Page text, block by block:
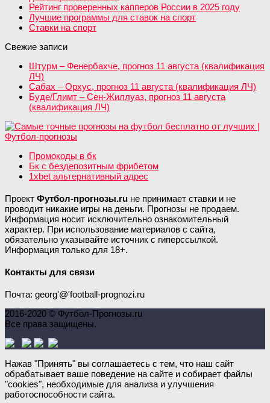
Рейтинг проверенных капперов России в 2025 году
Лучшие программы для ставок на спорт
Ставки на спорт
Свежие записи
Штурм – Фенербахче, прогноз 11 августа (квалификация
ЛЧ)
Сабах – Орхус, прогноз 11 августа (квалификация ЛЧ)
Буде/Глимт – Сен-Жиллуаз, прогноз 11 августа
(квалификация ЛЧ)
Промокоды в бк
Бк с бездепозитным фрибетом
1xbet альтернативный адрес
Проект Футбол-прогнозы.ru не принимает ставки и не
проводит никакие игры на деньги. Прогнозы не продаем.
Информация носит исключительно ознакомительный
характер. При использование материалов с сайта,
обязательно указывайте источник с гиперссылкой.
Информация только для 18+.
Контакты для связи
Почта: georg'@'football-prognozi.ru
2016-2020 © Футбол-Прогнозы.ru
Все права защищены.
Нажав "Принять" вы соглашаетесь с тем, что наш сайт
обрабатывает ваше поведение на сайте и собирает файлы
"cookies", необходимые для анализа и улучшения
работоспособности сайта.